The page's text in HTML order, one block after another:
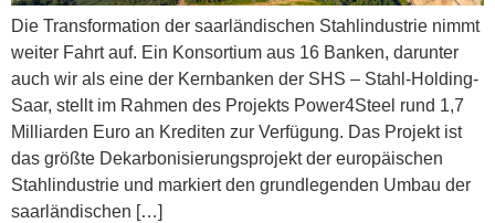
Die Transformation der saarländischen Stahlindustrie nimmt
weiter Fahrt auf. Ein Konsortium aus 16 Banken, darunter
auch wir als eine der Kernbanken der SHS – Stahl-Holding-
Saar, stellt im Rahmen des Projekts Power4Steel rund 1,7
Milliarden Euro an Krediten zur Verfügung. Das Projekt ist
das größte Dekarbonisierungsprojekt der europäischen
Stahlindustrie und markiert den grundlegenden Umbau der
saarländischen […]